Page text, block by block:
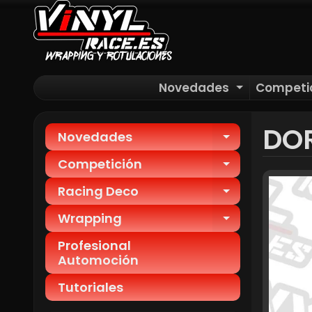
Novedades EXPAND
Novedades EXPAND
Competición EXPAND
Racing Deco EXPAND
Wrapping EXPAND
Profesional
Automoción
Tutoriales